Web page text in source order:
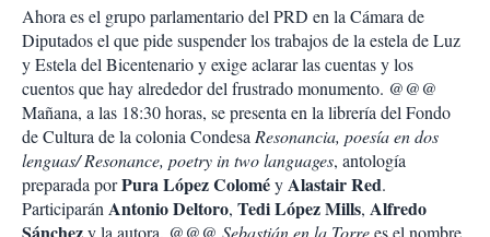
Ahora es el grupo parlamentario del PRD en la Cámara de
Diputados el que pide suspender los trabajos de la estela de Luz
y Estela del Bicentenario y exige aclarar las cuentas y los
cuentos que hay alrededor del frustrado monumento. @@@
Mañana, a las 18:30 horas, se presenta en la librería del Fondo
de Cultura de la colonia Condesa Resonancia, poesía en dos
lenguas/ Resonance, poetry in two languages, antología
preparada porPura López ColoméyAlastair Red.
Participarán Antonio Deltoro, Tedi López Mills, Alfredo
Sánchezy la autora. @@@ Sebastián en la Torrees el nombre